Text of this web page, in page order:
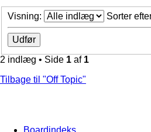
Visning: Sorter
2 indlæg • Side 1 af 1
Tilbage til "Off Topic"